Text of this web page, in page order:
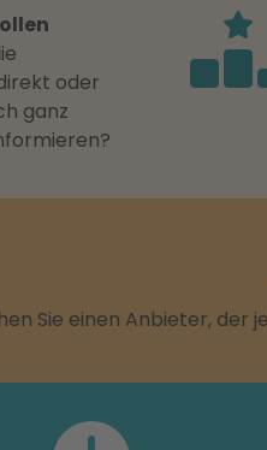
oder
ganz
Sie einen Anbieter,